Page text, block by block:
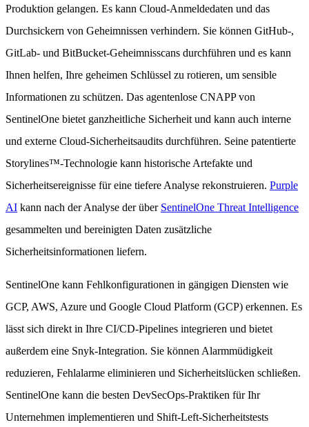
Produktion gelangen. Es kann Cloud-Anmeldedaten und das
Durchsickern von Geheimnissen verhindern. Sie können GitHub-,
GitLab- und BitBucket-Geheimnisscans durchführen und es kann
Ihnen helfen, Ihre geheimen Schlüssel zu rotieren, um sensible
Informationen zu schützen. Das agentenlose CNAPP von
SentinelOne bietet ganzheitliche Sicherheit und kann auch interne
und externe Cloud-Sicherheitsaudits durchführen. Seine patentierte
Storylines™-Technologie kann historische Artefakte und
Sicherheitsereignisse für eine tiefere Analyse rekonstruieren. Purple
AI kann nach der Analyse der über SentinelOne Threat Intelligence
gesammelten und bereinigten Daten zusätzliche
Sicherheitsinformationen liefern.
SentinelOne kann Fehlkonfigurationen in gängigen Diensten wie
GCP, AWS, Azure und Google Cloud Platform (GCP) erkennen. Es
lässt sich direkt in Ihre CI/CD-Pipelines integrieren und bietet
außerdem eine Snyk-Integration. Sie können Alarmmüdigkeit
reduzieren, Fehlalarme eliminieren und Sicherheitslücken schließen.
SentinelOne kann die besten DevSecOps-Praktiken für Ihr
Unternehmen implementieren und Shift-Left-Sicherheitstests